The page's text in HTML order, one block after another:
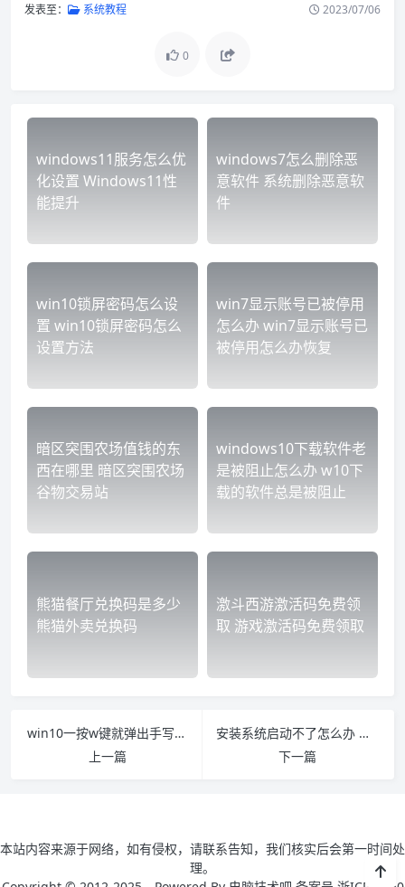
发表至： 系统教程 2023/07/06
0
windows11服务怎么优
化设置 Windows11性
能提升
windows7怎么删除恶
意软件 系统删除恶意软
件
win10锁屏密码怎么设
置 win10锁屏密码怎么
设置方法
win7显示账号已被停用
怎么办 win7显示账号已
被停用怎么办恢复
暗区突围农场值钱的东
西在哪里 暗区突围农场
谷物交易站
windows10下载软件老
是被阻止怎么办 w10下
载的软件总是被阻止
熊猫餐厅兑换码是多少
熊猫外卖兑换码
激斗西游激活码免费领
取 游戏激活码免费领取
win10一按w键就弹出手写笔怎么关 win10一按w键就弹出手写笔怎么关掉
上一篇
安装系统启动不了怎么办 装好系统启动不了该怎么办
下一篇
本站内容来源于网络，如有侵权，请联系告知，我们核实后会第一时间处
理。